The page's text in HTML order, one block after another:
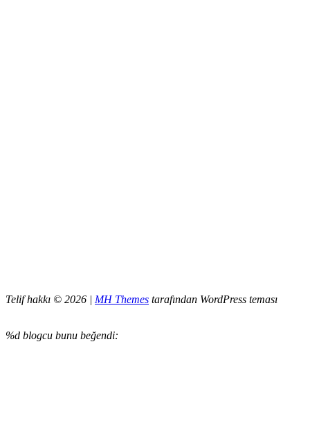
Telif hakkı © 2026 | MH Themes tarafından WordPress teması
%d blogcu bunu beğendi: